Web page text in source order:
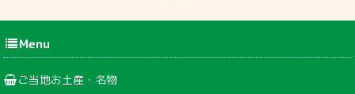
Menu
ご当地お土産・名物